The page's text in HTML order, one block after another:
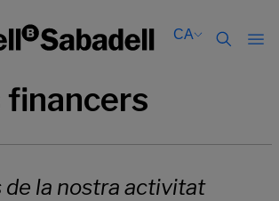
CA
English
English
financers
de la nostra activitat